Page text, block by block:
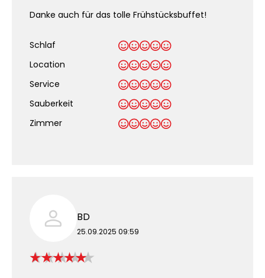
Danke auch für das tolle Frühstücksbuffet!
Schlaf
Location
Service
Sauberkeit
Zimmer
BD
25.09.2025 09:59